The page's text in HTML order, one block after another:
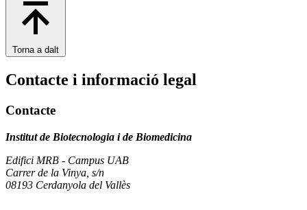
Torna a dalt
Contacte i informació legal
Contacte
Institut de Biotecnologia i de Biomedicina
Edifici MRB - Campus UAB
Carrer de la Vinya, s/n
08193 Cerdanyola del Vallès